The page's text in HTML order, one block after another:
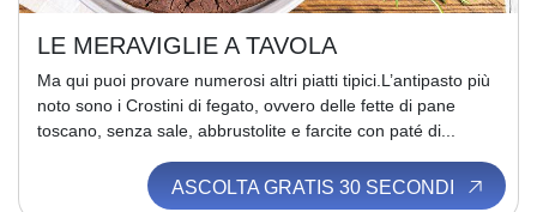
LE MERAVIGLIE A TAVOLA
Ma qui puoi provare numerosi altri piatti tipici.L’antipasto più
noto sono i Crostini di fegato, ovvero delle fette di pane
toscano, senza sale, abbrustolite e farcite con paté di...
ASCOLTA GRATIS 30 SECONDI